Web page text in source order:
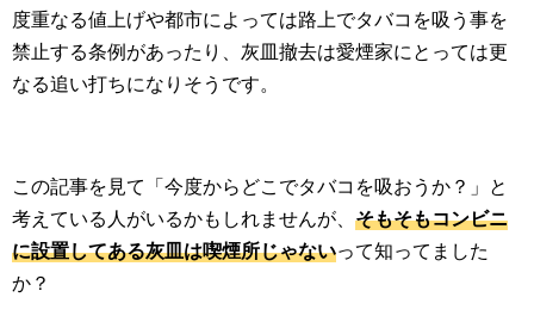
度重なる値上げや都市によっては路上でタバコを吸う事を
禁止する条例があったり、灰皿撤去は愛煙家にとっては更
なる追い打ちになりそうです。
この記事を見て「今度からどこでタバコを吸おうか？」と
考えている人がいるかもしれませんが、 そもそもコンビニ
に設置してある灰皿は喫煙所じゃないって知ってました
か？